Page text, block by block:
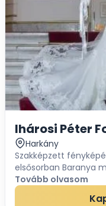
Ihárosi Péter
Harkány
Szakképzett
elsősorban Baranya
leginkább portré- és
weboldalamon
Tovább olvasom